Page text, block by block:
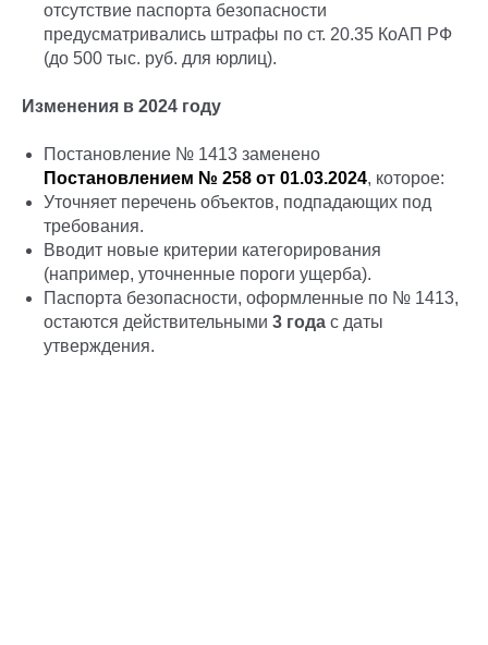
отсутствие паспорта безопасности
предусматривались штрафы по ст. 20.35 КоАП РФ
(до 500 тыс. руб. для юрлиц).
Изменения в 2024 году
Постановление № 1413 заменено
Постановлением № 258 от 01.03.2024, которое:
Уточняет перечень объектов, подпадающих под
требования.
Вводит новые критерии категорирования
(например, уточненные пороги ущерба).
Паспорта безопасности, оформленные по № 1413,
остаются действительными 3 года с даты
утверждения.